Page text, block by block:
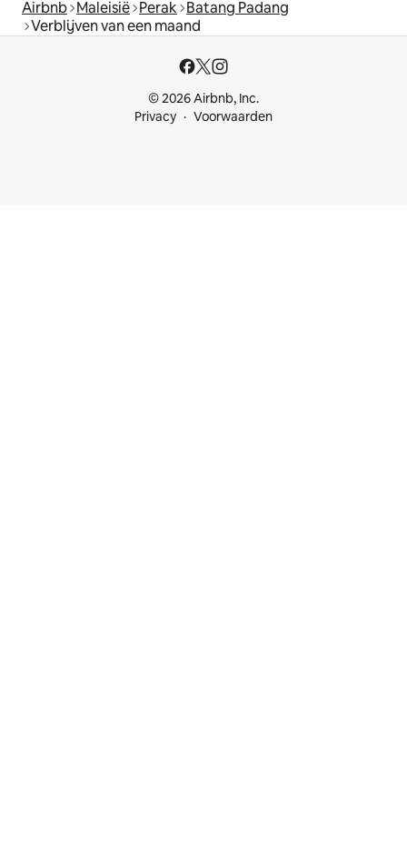
Airbnb Maleisië Perak Batang Padang
Verblijven van een maand
© 2026 Airbnb, Inc.
Privacy
Voorwaarden